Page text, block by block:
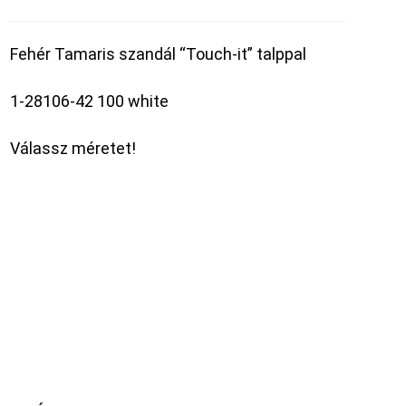
Fehér Tamaris szandál “Touch-it” talppal
1-28106-42 100 white
Válassz méretet!